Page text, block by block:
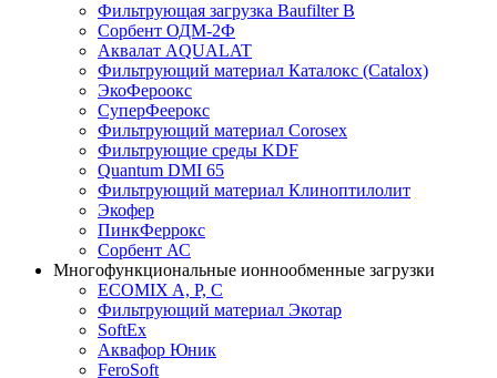
Фильтрующая загрузка Baufilter B
Сорбент ОДМ-2Ф
Аквалат AQUALAT
Фильтрующий материал Каталокс (Catalox)
ЭкоФероокс
СуперФеерокс
Фильтрующий материал Corosex
Фильтрующие среды KDF
Quantum DMI 65
Фильтрующий материал Клиноптилолит
Экофер
ПинкФеррокс
Сорбент АС
Многофункциональные ионнообменные загрузки
ECOMIX A, P, C
Фильтрующий материал Экотар
SoftEx
Аквафор Юник
FeroSoft